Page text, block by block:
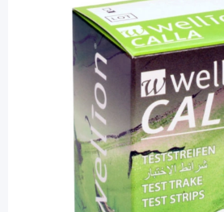
Wellion CALLA
Blutzuckerteststreifen /
PZN: 01228969 / Diashop.de Kat.-Nr.
sofort verfügbar
Lieferzeit 1-3 Werktage
Besonderheiten